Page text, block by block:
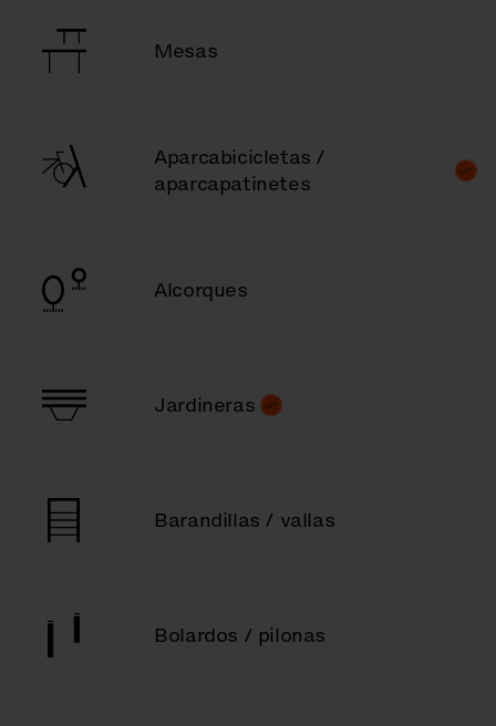
Mesas
Aparcabicicletas /
aparcapatinetes
Alcorques
Jardineras
Barandillas / vallas
Bolardos / pilonas